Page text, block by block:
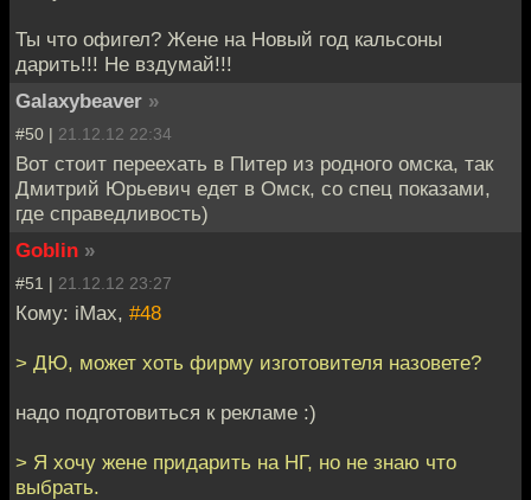
Ты что офигел? Жене на Новый год кальсоны
дарить!!! Не вздумай!!!
Galaxybeaver »
#50 | 21.12.12 22:34
Вот стоит переехать в Питер из родного омска, так
Дмитрий Юрьевич едет в Омск, со спец показами,
где справедливость)
Goblin »
#51 | 21.12.12 23:27
Кому: iMax, #48
> ДЮ, может хоть фирму изготовителя назовете?
надо подготовиться к рекламе :)
> Я хочу жене придарить на НГ, но не знаю что
выбрать.